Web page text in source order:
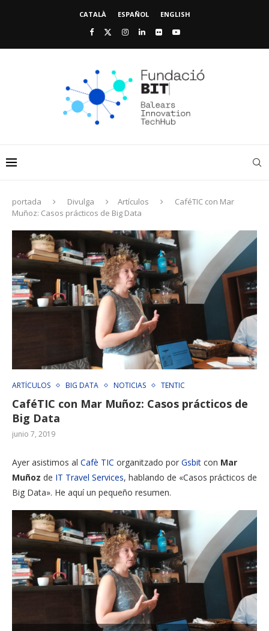
CATALÀ ESPAÑOL ENGLISH
portada Divulga Artículos
CaféTIC con Mar
Muñoz: Casos prácticos de Big Data
ARTÍCULOS BIG DATA NOTICIAS TENTIC
CaféTIC con Mar Muñoz: Casos prácticos de
Big Data
junio 7, 2019
Ayer asistimos al Cafè TIC organitzado por Gsbit con Mar
Muñoz de IT Travel Services, hablando de «Casos prácticos de
Big Data». He aquí un pequeño resumen.